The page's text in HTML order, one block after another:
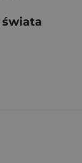
świata